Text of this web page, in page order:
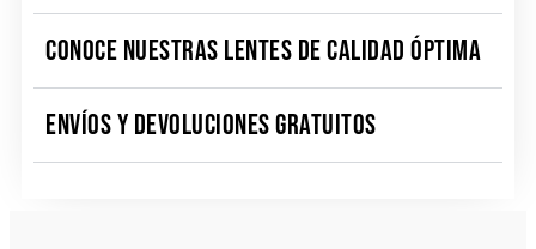
CONOCE NUESTRAS LENTES DE CALIDAD ÓPTIMA
ENVÍOS Y DEVOLUCIONES GRATUITOS